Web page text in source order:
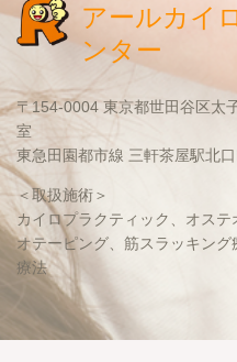
アールカイ
ンター
〒154-0004 東京都世田谷区太
室
東急田園都市線 三軒茶屋駅北
＜取扱施術＞
カイロプラクティック、オス
オテーピング、筋スラッキン
療法